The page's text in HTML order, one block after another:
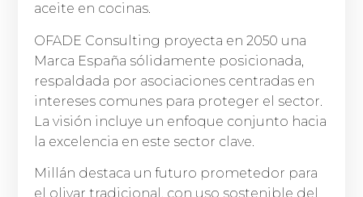
aceite en cocinas.
OFADE Consulting proyecta en 2050 una
Marca España sólidamente posicionada,
respaldada por asociaciones centradas en
intereses comunes para proteger el sector.
La visión incluye un enfoque conjunto hacia
la excelencia en este sector clave.
Millán destaca un futuro prometedor para
el olivar tradicional, con uso sostenible del